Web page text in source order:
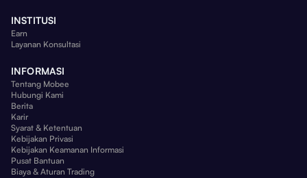
INSTITUSI
Earn
Layanan Konsultasi
INFORMASI
Tentang Mobee
Hubungi Kami
Berita
Karir
Syarat & Ketentuan
Kebijakan Privasi
Kebijakan Keamanan Informasi
Pusat Bantuan
Biaya & Aturan Trading